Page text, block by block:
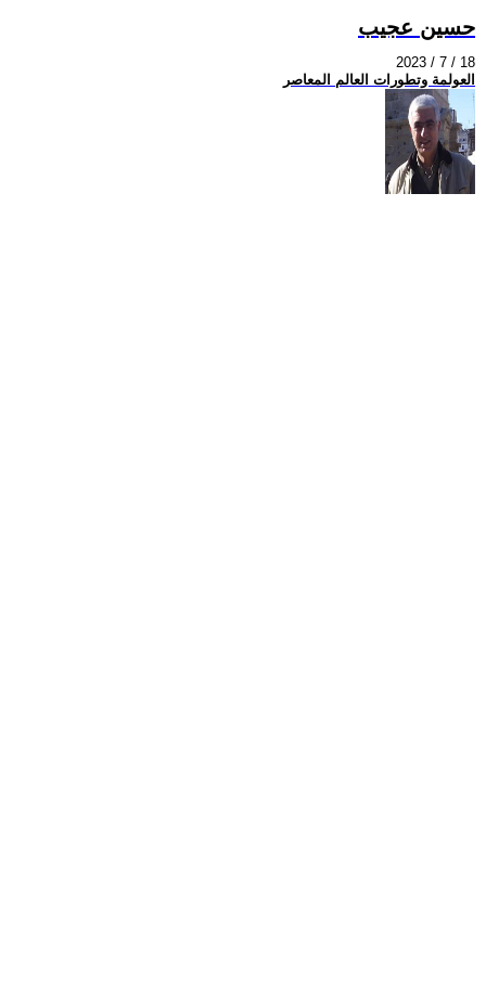
حسين عجيب
2023 / 7 / 18
العولمة وتطورات العالم المعاصر